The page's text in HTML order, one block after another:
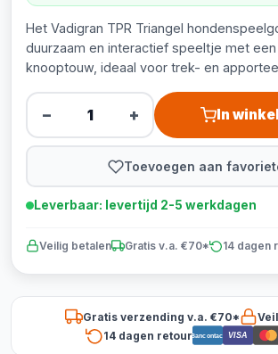
Het Vadigran TPR Triangel
duurzaam en interactief speeltje met
knooptouw, ideaal voor trek- en
− + In
Toevoegen aan
Leverbaar: levertijd 2-5 werkdagen
Veilig betalen Gratis v.a. €70* 14 dagen
Gratis verzending v.a. €70*
14 dagen retourBancontact VISA